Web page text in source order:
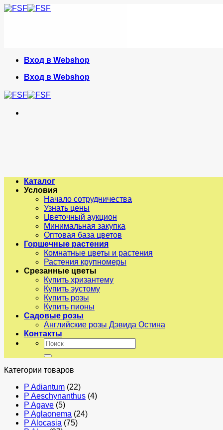
Skip
Вход в Webshop
Вход в Webshop
Каталог
Условия
Начало сотрудничества
Узнать цены
Цветочный аукцион
Минимальная закупка
Оптовая база цветов
Горшечные растения
Комнатные цветы и растения
Растения крупномеры
Срезанные цветы
Купить хризантему
Купить эустому
Купить розы
Купить пионы
Садовые розы
Английские розы Дэвида Остина
Контакты
Искать:
Категории товаров
P Adiantum (22)
P Aeschynanthus (4)
P Agave (5)
P Aglaonema (24)
P Alocasia (75)